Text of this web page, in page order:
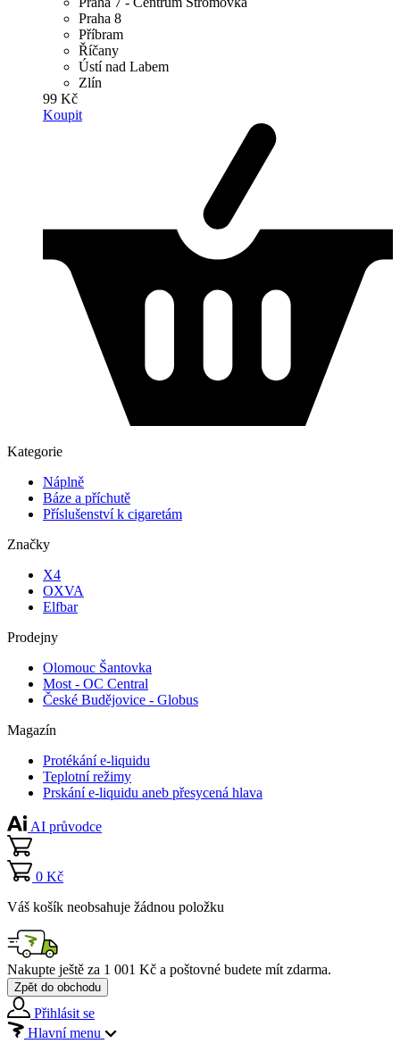
Praha 8
Příbram
Říčany
Ústí nad Labem
Zlín
99 Kč
Koupit
Kategorie
Náplně
Báze a příchutě
Příslušenství k cigaretám
Značky
X4
OXVA
Elfbar
Prodejny
Olomouc Šantovka
Most - OC Central
České Budějovice - Globus
Magazín
Protékání e-liquidu
Teplotní režimy
Prskání e-liquidu aneb přesycená hlava
AI průvodce
0 Kč
Váš košík neobsahuje žádnou položku
Nakupte ještě za 1 001 Kč a poštovné budete mít zdarma.
Zpět do obchodu
Přihlásit se
Hlavní menu